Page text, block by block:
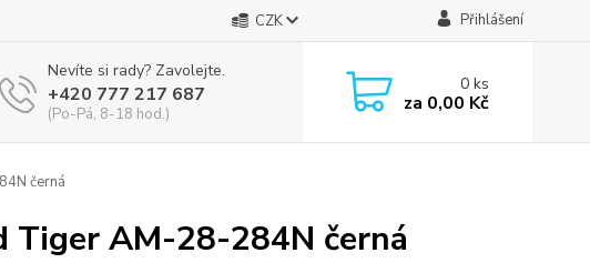
CZK Přihlášení
Nevíte si rady? Zavolejte.
+420 777 217 687
(Po-Pá, 8-18 hod.)
0ks
za 0,00 Kč
černá
Tiger AM-28-284N černá